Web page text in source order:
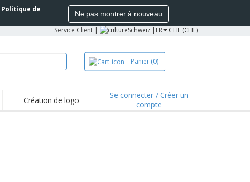
Politique de
Ne pas montrer à nouveau
Service Client | Schweiz | FR CHF (CHF)
Panier (0)
Création de logo
Se connecter / Créer un
compte